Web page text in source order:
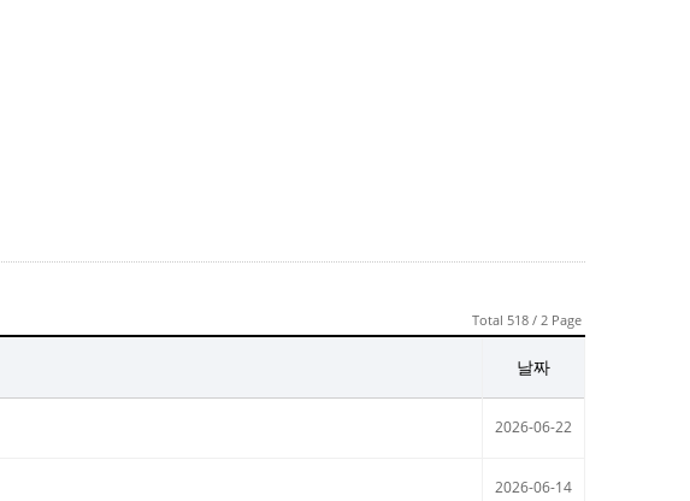
Total 518 / 2 Page
날짜
2026-06-22
2026-06-14